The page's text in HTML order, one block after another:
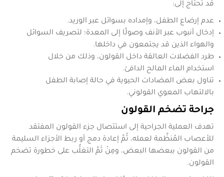
قد تحتاج إلى:
عدم إرضاع الطفل، وإمداده بسوائل عبر الوريد.
إدخال أنبوب عبر الأنف وصولًا إلى المعدة؛ لتصريف السوائل
والهواء الذين قد يجتمعون في داخلها.
طرد الفضلات العالقة داخل القولون، وذلك من خلال
استخدام الماء المالح الدافئ.
تناول بعض المضادات الحيوية في حالة إصابة الطفل
بالالتهاب المعوي القولوني.
جراحة تضخم القولون
تهدف العملية الجراحية إلى استئصال جزء القولون المفتقد
للأعصاب المُنظِّمة لعمله، ثُمَّ إعادة دمج أو ربط الأجزاء السليمة
من القولون ببعضها البعض، ومِنْ ثَمَّ التغلُّب على خطورة تضخم
القولون.